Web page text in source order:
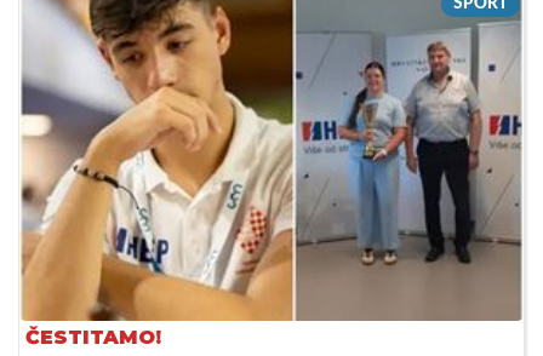
ČESTITAMO!